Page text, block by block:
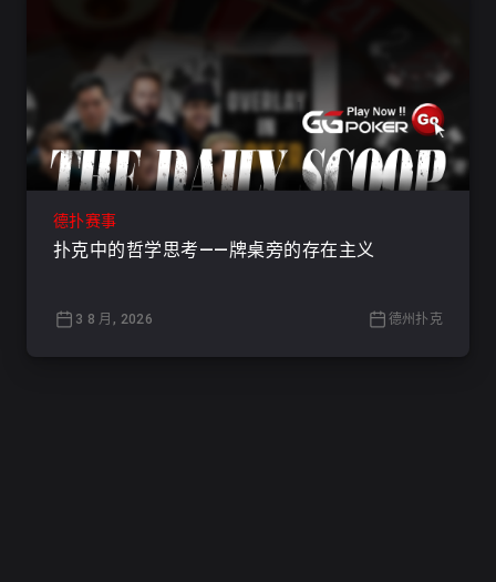
德扑赛事
扑克中的哲学思考——牌桌旁的存在主义
3 8 月, 2026 德州扑克